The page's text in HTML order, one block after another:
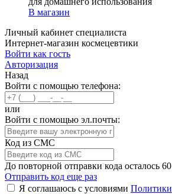
В магазин
Личный кабинет специалиста
Интернет-магазин космецевтики
Войти как гость
Авторизация
Назад
Войти с помощью телефона:
или
Войти с помощью эл.почты:
Код из СМС
До повторной отправки кода осталось 60
Отправить код еще раз
Я соглашаюсь с условиями Политики